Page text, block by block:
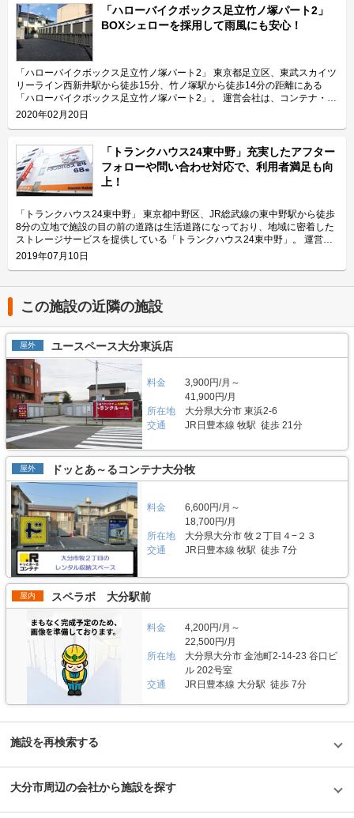
ージ北上野」の特長を教えてください。 東京メトロ日比谷線の入谷駅から
徒歩4分、JR山手線の鶯谷駅から徒歩10分の場所に位置する「ハローバイク
ガレージ北上野」。駅近なバイク駐車スペースであり、24時間365日ご利用
頂けます。広さ2.25帖・幅130cm・奥行き270cmのスペースをご用意して
おり、大型バイクの駐車にも対応可能です。また、屋内型トランクルーム
「ハローストレージ北上野」と隣接していてパーツやメンテナンス用品の収
納にご利用頂けます。ツーリングにお出掛する際にも大変便利です。 主に
どんな方がご利用されているのでしょうか？ 主に入谷駅周辺エリアを中心
とした近隣エリアの方々にご利用頂いています。「ハローバイクガレージ北
上野」は鶯谷や上野、稲荷町、田原町などからもアクセス良好なバイク専用
施設なので、近隣エリアのライダーから人気があります。大きめの駐車スペ
ースのため、アメリカンクルーザー、レーサー・スポーツタイプ、ビッグス
クーターなど、高級車や大型車の保管にもご利用頂いております。 セキュ
リティや安全面について教えてください。 「ハローバイクガレージ北上
野」は屋内タイプで雨風を防ぐことができ、また、電動シャッターや防犯カ
メラなどを設置しているためセキュリテイ面もしっかりしているので、盗難
やイタズラから愛車を守りたい、大切なバイクを雨風で汚したくない方にお
すすめです。 費用や契約について教えてください。 月額17,400円（税込）
の価格でバイク1台を駐車できます。施設の詳細な仕様については事前内覧
をおすすめ致します。ご契約の前に駐車スペースや立地など確認頂けます。
契約時はバイクのメーカー・車種・ナンバーを確認していますが、これから
バイクを購入する方はお問い合わせの際にお知らせください。時期によって
は使用料や事務手数料がお得になるキャンペーンも実施していますので、
LIFULLトランクルームのメール又は電話にてお問い合わせください。 編集
後記 「ハローバイクガレージ北上野」は駅から近くて万全なセキュリティ
はお早めにお問い合わせした方が良さそうだ。 運営会社は東証マザーズ上
場企業でもあるエリアリンク株式会社。2016年頃、西東京エリアで試験的
にはじめた駐車場タイプのバイクパーキングは当初ここまでの拡大を予想し
ていなかったとのことだが、順調に拡大を続け、現在、都内を中心に1,000
台分ほどスペースを管理している（2020年1月現在）。その運営ノウハウが
ある「ハローバイクガレージ北上野」は、誰もが安心して利用できる施設な
ので、愛車を守りたい近隣エリアの方は要チェックなスポットではないかと
思った。
「ハローバイクボックス足立竹ノ塚パート2」
BOXシェローを採用して雨風にも安心！
「ハローバイクボックス足立竹ノ塚パート2」 東京都足立区、東武スカイツ
リーライン西新井駅から徒歩15分、竹ノ塚駅から徒歩14分の距離にある
「ハローバイクボックス足立竹ノ塚パート2」。 運営会社は、コンテナ・ス
トレージ業界でトップレベルのシェアを誇り、東証マザーズにも上場してい
るエリアリンク株式会社です。 今回は、エリアリンク株式会社が運営して
ご紹介致します。 「ハローバイクボックス足立竹ノ塚パート2」の特長を教
えてください。 ボックスタイプの「ハローバイクボックス足立竹ノ塚パー
ト2」は、国道4号線から車でアクセスしやすい立地にある施設です。 広さ2
帖・幅110cm・奥行き252cm・高さ197cmのバイクボックスが17室ご用意
しており、24時間365日自由にご利用頂けます。 エリアリンク株式会社の
「ハローバイクボックス」は全国のライダー様から愛されているBOXシェ
ローを採用した施設のため、風雨による汚れや浸食に強いのが特長です。幅
広いラダーレールが付いており、バイクの乗り入れが簡単です。また、ボッ
クス内には棚を設置しておりますので、ヘルメットなどの小物を置くことも
可能です。パーツやメンテナンス用品も収納できるのでとても便利です。
主にどんな方がご利用されているのでしょうか？ 東武伊勢崎線やつくばエ
クスプレス線が通る足立区内にお住いのライダーの方を中心にご利用頂いて
おります。主にアメリカンクルーザーやビッグスクーター、レーサー・スポ
ーツタイプなど高級車又は大型車の保管が多くみられます。 セキュリティ
や安全面について教えてください。 「ハローバイクボックス足立竹ノ塚パ
ート2」はBOXシェローを採用した施設のため屋外タイプのバイクパーキン
グと違って雨風を防ぐことができ、盗難のリスクも抑えることができます。
各バイクボックスにバイクを収納するタイプなので、他の方のバイクを気に
する必要がありません。セキュリティ面としてバイクボックスの扉に南京錠
をつけており、安心してバイクを保管できる収納スペースです。また、施設
内には外灯照明も完備していますので、夜間でもバイクを出し入れしやすい
環境です。 費用や契約について教えてください。 月額11,300円（税込）の
価格でバイクボックスをご利用頂けます。「ハローバイクボックス足立竹ノ
塚パート2」は施設見学が可能なので、バイクボックスの大きさや立地が気
になる方は見学を申し込みください。契約時はバイクのナンバーを確認して
います。これからバイクを購入する方はお問い合わせの際にお知らせくださ
い。時期によっては月額使用料や事務手数料がお得になるキャンペーンも実
施していますので、LIFULLトランクルームの施設詳細ページをご覧くださ
い。 編集後記 現在、都内を中心に約1,000台（2020年1月現在）のバイク専
用スペースを管理しているエリアリンク株式会社。2016年頃、西東京エリ
アで試験的にはじめた駐車場タイプのバイクパーキングは当初ここまでの拡
大を予想していなかったとのことだが、順調に拡大を続けているという。人
気施設の一つである足立区の「ハローバイクボックス足立竹ノ塚パート2」
は、風雨による汚れや浸食防止に強いBOXシェローを採用しており、東証
マザーズ上場企業が運営しているバイク専用のスペースなので、安心して利
用できると思った。
2020年02月20日
「トランクハウス24東中野」充実したアフター
フォローや問い合わせ対応で、利用者満足も向
上！
「トランクハウス24東中野」 東京都中野区、JR総武線の東中野駅から徒歩
8分の立地で施設の目の前の道路は生活道路になっており、地域に密着した
ストレージサービスを提供している「トランクハウス24東中野」。 運営会
社はエリアリンク株式会社。コンテナ・ストレージ業界でトップシェアを誇
り、東証マザーズにも上場している会社です。全国に展開しているレンタル
に利用されています。 今回は、エリアリンク株式会社が運営している「ト
ランクハウス24東中野」の特徴や利用用途の傾向、会社の想いなどをご紹
介します。 トランクハウス24東中野の特徴を教えてください。 2018年12
月にオープンした「トランクハウス24東中野」。1階〜4階まで1軒まるごと
トランクルームで、部屋の大きさは0.9帖のコンパクトサイズから9.8帖の大
きいサイズまで展開しています。24時間365日利用でき、セキュリティも空
調も最新設備を整えているため、衣類・本・季節物などの荷物から大型家具
や機材・備品など法人利用まで幅広い用途にご利用いただけます。 主にど
んな方がご利用されているのでしょうか？ お客様は店舗から1.5キロ圏内に
お住いの方がほとんどです。他社であれば3キロ圏内程か車で移動する場所
にあることが多いのですが、「トランクハウス24」は住宅街の生活道路に
面しているため地域に密着した運営ができています（ご自宅から車で荷物を
運送するサービスも利用可能）。また、利用用途で多いのはファミリー層の
他、都心の店舗は一人暮らしの若い方や女性、法人企業にも利用いただいて
います。任意に調査したユーザーインタビューでは「一度使うと便利さが分
かった」という声も多く、衣類や本などの趣味や生活用品を自宅以外の押入
れに入れておく感覚で中長期的に利用されている傾向があります。 セキュ
リティや安全面について教えてください。 トランクハウス24で細心の注意
を払っているのが空気の流れ。外が寒いから中は暖かくではなく、結露やカ
ビができないように温度調整が必要で、その鍵を握るのが、各階に数点設置
しているサーキュレーター。風を送り込み部屋の空気を循環させることで荷
物を保管するのに最適な環境を1年中作り出しています。また、トランクハ
ウス24東中野店では、スマートキーや専用アプリによる鍵の解錠施錠にも
対応。警備会社と契約をしているため、万が一のことがあっても対応できる
ことはもちろん、小さなトラブルでも問い合わせれば、自社の物件管理部隊
がすぐに駆けつける体制も整備しています。 費用や契約について教えてく
ださい。 簡単手続き。スマートキーを採用したことで、その場で専用アプ
リを使って施設のエントランスキーを解錠でき、スタッフの立会いがなくて
もスムーズに内覧できます。また、Webやスマホのみでも契約申し込みが
できるので、最短即日利用も可能です。不明点があれば、お気軽にお問い合
わせください。 編集後記 誰もが知っているキャラクター「キティちゃん」
がビル正面に大きく貼られているトランクハウス24。インパクトがありな
がらも、街の景色に馴染んでいる親しみやすい印象を受けた。2018年から
開始した新しいトランクルームのサービスだが、そのはじめたきっかけをお
聞きすると、よりお客様に寄り添ったトランクルームを提供したかったから
国内トップシェアを誇る企業だが、郊外にあることも多く、車を利用して自
いたいときに使える場所にあるという利点があり、女性が使いずらいという
イメージも安心のセキュリティやクリーンで清潔な部屋といった機能面でも
カバーしている。一度使ってみるとその便利さが気に入り、長く継続して使
2019年07月10日
この施設の近隣の施設
屋外 ユースペース大分東浜店
料金
3,900円/月～
41,900円/月
所在地
大分県大分市 東浜2-6
交通
JR日豊本線 牧駅 徒歩 21分
屋外 ドッとあ～るコンテナ大分牧
料金
6,600円/月～
18,700円/月
所在地
大分県大分市 牧２丁目４−２３
交通
JR日豊本線 牧駅 徒歩 7分
屋内 スペラボ 大分駅前
料金
4,200円/月～
22,500円/月
所在地
大分県大分市 金池町2-14-23 谷口ビ
ル 202号室
交通
JR日豊本線 大分駅 徒歩 7分
施設を再検索する
大分市周辺の会社から施設を探す